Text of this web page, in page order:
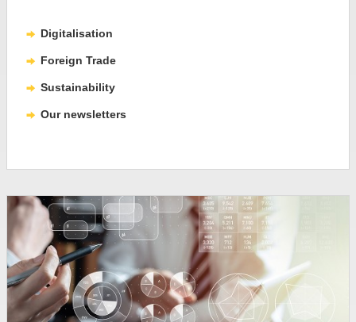
Digitalisation
Foreign Trade
Sustainability
Our newsletters